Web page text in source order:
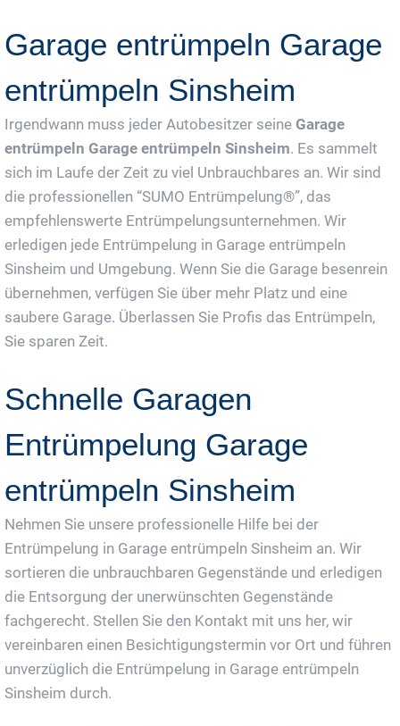
Garage entrümpeln Garage
entrümpeln Sinsheim
Irgendwann muss jeder Autobesitzer seine Garage
entrümpeln Garage entrümpeln Sinsheim. Es sammelt
sich im Laufe der Zeit zu viel Unbrauchbares an. Wir sind
die professionellen “SUMO Entrümpelung®”, das
empfehlenswerte Entrümpelungsunternehmen. Wir
erledigen jede Entrümpelung in Garage entrümpeln
Sinsheim und Umgebung. Wenn Sie die Garage besenrein
übernehmen, verfügen Sie über mehr Platz und eine
saubere Garage. Überlassen Sie Profis das Entrümpeln,
Sie sparen Zeit.
Schnelle Garagen
Entrümpelung Garage
entrümpeln Sinsheim
Nehmen Sie unsere professionelle Hilfe bei der
Entrümpelung in Garage entrümpeln Sinsheim an. Wir
sortieren die unbrauchbaren Gegenstände und erledigen
die Entsorgung der unerwünschten Gegenstände
fachgerecht. Stellen Sie den Kontakt mit uns her, wir
vereinbaren einen Besichtigungstermin vor Ort und führen
unverzüglich die Entrümpelung in Garage entrümpeln
Sinsheim durch.